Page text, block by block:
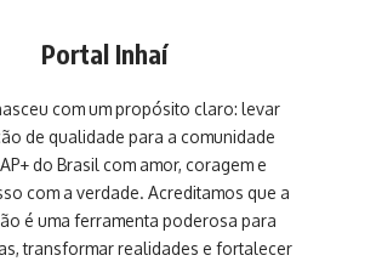
Portal Inhaí
com um propósito claro: levar
de qualidade para a comunidade
do Brasil com amor, coragem e
com a verdade. Acreditamos que a
é uma ferramenta poderosa para
transformar realidades e fortalecer